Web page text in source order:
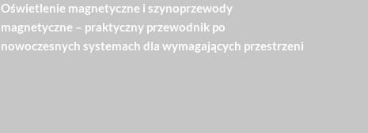
Oświetlenie magnetyczne i szynoprzewody
magnetyczne – praktyczny przewodnik po
nowoczesnych systemach dla wymagających przestrzeni